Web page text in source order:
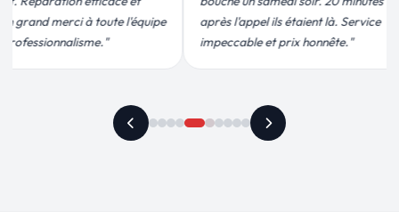
étaient là. Service
prix honnête."
conforme, chantier propre. Je
recommande vivement."